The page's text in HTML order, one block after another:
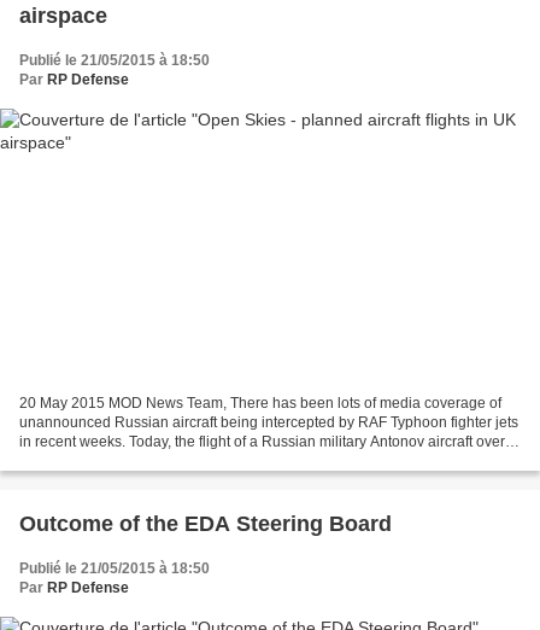
airspace
Publié le 21/05/2015 à 18:50
Par RP Defense
20 May 2015 MOD News Team, There has been lots of media coverage of
unannounced Russian aircraft being intercepted by RAF Typhoon fighter jets
in recent weeks. Today, the flight of a Russian military Antonov aircraft over
Outcome of the EDA Steering Board
Publié le 21/05/2015 à 18:50
Par RP Defense